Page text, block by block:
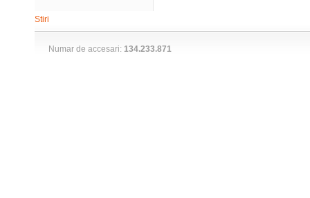
Stiri
Numar de accesari: 134.233.871